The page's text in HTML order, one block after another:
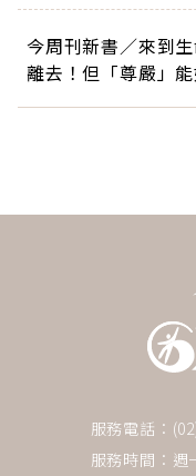
今周刊新書／來到
離去！但「尊嚴」
服務電話：
服務時間：週